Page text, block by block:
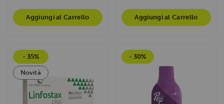
Aggiungi al Carrello Aggiungi al Carrello
- 35%
Novità
- 30%